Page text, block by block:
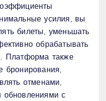
усилия, вы
билеты, уменьшать
обрабатывать
Платформа также
бронирования,
отменами,
обновлениями с